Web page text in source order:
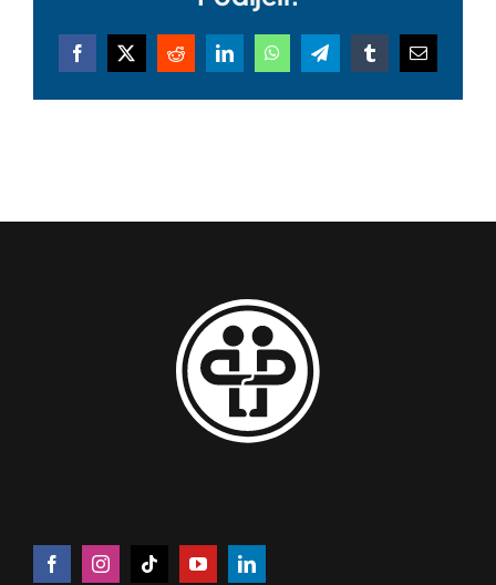
Facebook
X RedditLinkedInWhatsAppTelegramTumblrEmail